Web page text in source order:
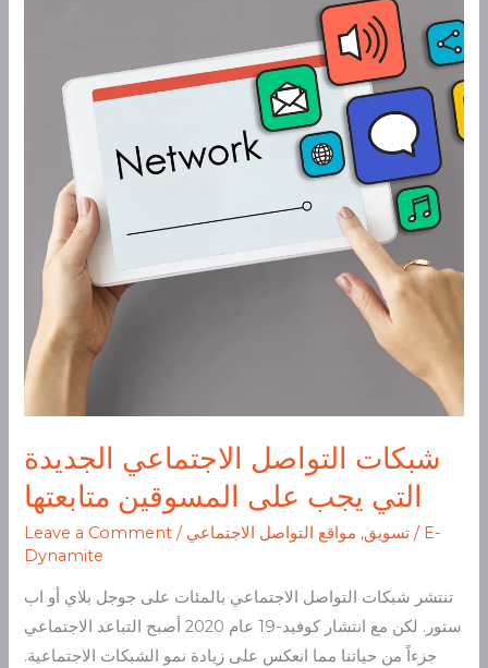
شبكات التواصل الاجتماعي الجديدة
التي يجب على المسوقين متابعتها
Leave a Comment / تسويق, مواقع التواصل الاجتماعي / E-
Dynamite
تنتشر شبكات التواصل الاجتماعي بالمئات على جوجل بلاي أو اب
ستور. لكن مع انتشار كوفيد-19 عام 2020 أصبح التباعد الاجتماعي
جزءاً من حياتنا مما انعكس على زيادة نمو الشبكات الاجتماعية.
الجديدة
المسوقين
متابعتها